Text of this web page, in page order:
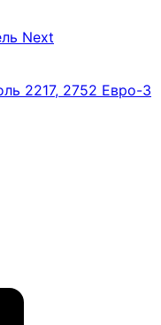
Next
2217, 2752 Евро-3